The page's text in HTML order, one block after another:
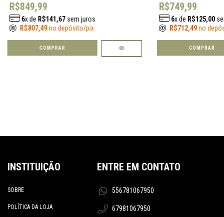
R$849,99
6x de R$141,67sem juros
R$807,49no depósito/pix
R$749,99
6x de R$125,00
R$712,49no
INSTITUIÇÃO
SOBRE
POLÍTICA DA LOJA
ENTRE EM CONTATO
556781067950
67981067950